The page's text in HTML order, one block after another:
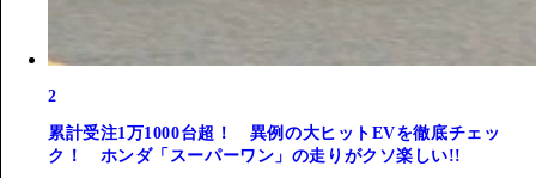
2
累計受注1万1000台超！ 異例の大ヒットEVを徹底チェッ
ク！ ホンダ「スーパーワン」の走りがクソ楽しい!!